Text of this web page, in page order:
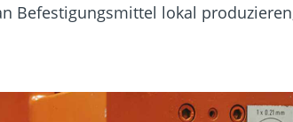
Befestigungsmittel lokal